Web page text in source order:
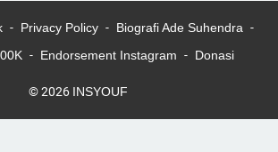
Privacy Policy
Biografi Ade Suhendra
Endorsement Instagram Donasi
© 2026 INSYOUF